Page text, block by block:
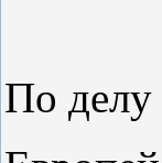
По делу